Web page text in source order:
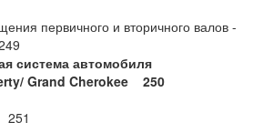
первичного и вторичного валов -
система автомобиля
Grand Cherokee 250